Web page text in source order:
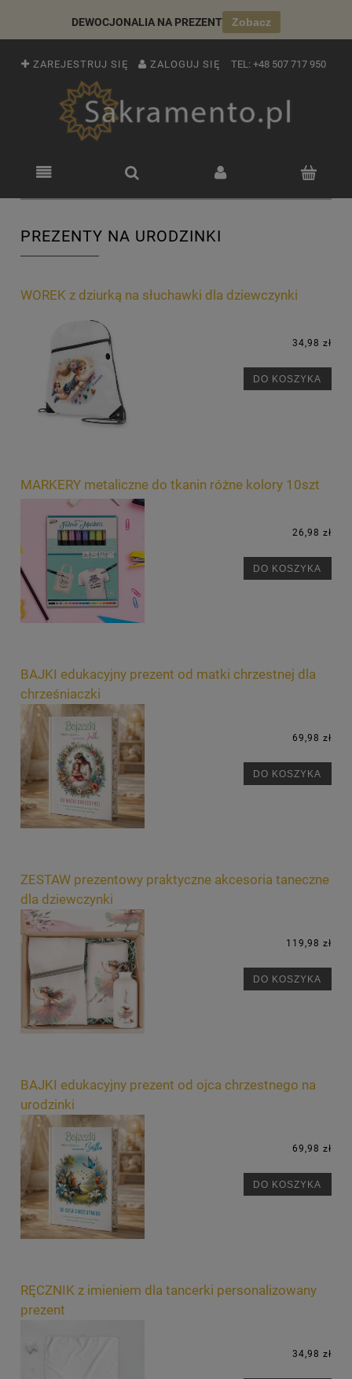
DEWOCJONALIA NA PREZENT Zobacz
ZAREJESTRUJ SIĘ ZALOGUJ SIĘ TEL: +48 507 717 950
PREZENTY NA URODZINKI
WOREK z dziurką na słuchawki dla dziewczynki
34,98 zł
DO KOSZYKA
MARKERY metaliczne do tkanin różne kolory 10szt
26,98 zł
DO KOSZYKA
BAJKI edukacyjny prezent od matki chrzestnej dla
chrześniaczki
69,98 zł
DO KOSZYKA
ZESTAW prezentowy praktyczne akcesoria taneczne
dla dziewczynki
119,98 zł
DO KOSZYKA
BAJKI edukacyjny prezent od ojca chrzestnego na
urodzinki
69,98 zł
DO KOSZYKA
RĘCZNIK z imieniem dla tancerki personalizowany
prezent
34,98 zł